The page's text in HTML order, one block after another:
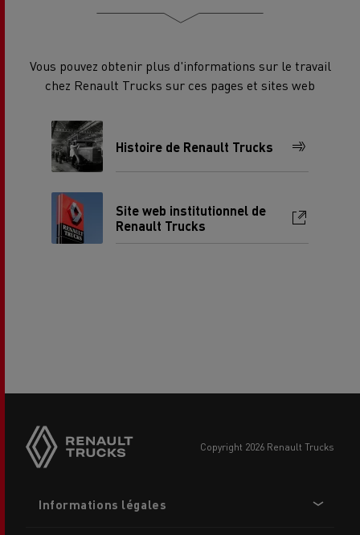
Vous pouvez obtenir plus d'informations sur le travail
chez Renault Trucks sur ces pages et sites web
Histoire de Renault Trucks
Site web institutionnel de
Renault Trucks
buttons
copyright 2026 Renault Trucks
menu
Informations légales